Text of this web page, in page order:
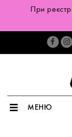
При
МЕНЮ